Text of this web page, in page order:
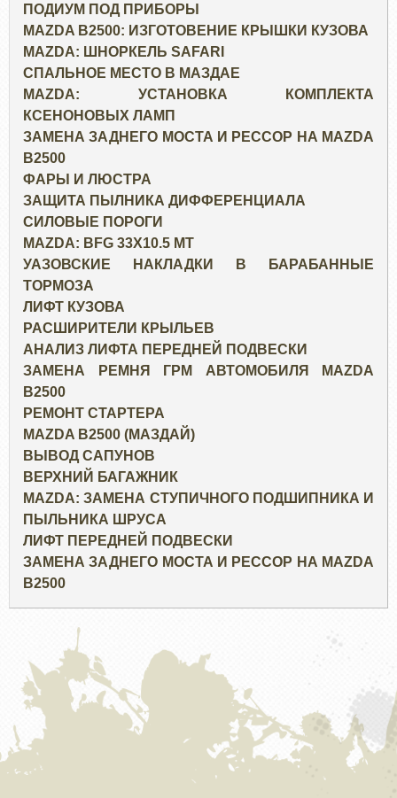
ПОДИУМ ПОД ПРИБОРЫ
MAZDA B2500: ИЗГОТОВЕНИЕ КРЫШКИ КУЗОВА
MAZDA: ШНОРКЕЛЬ SAFARI
СПАЛЬНОЕ МЕСТО В МАЗДАЕ
MAZDA: УСТАНОВКА КОМПЛЕКТА
КСЕНОНОВЫХ ЛАМП
ЗАМЕНА ЗАДНЕГО МОСТА И РЕССОР НА MAZDA
B2500
ФАРЫ И ЛЮСТРА
ЗАЩИТА ПЫЛНИКА ДИФФЕРЕНЦИАЛА
СИЛОВЫЕ ПОРОГИ
MAZDA: BFG 33X10.5 MT
УАЗОВСКИЕ НАКЛАДКИ В БАРАБАННЫЕ
ТОРМОЗА
ЛИФТ КУЗОВА
РАСШИРИТЕЛИ КРЫЛЬЕВ
АНАЛИЗ ЛИФТА ПЕРЕДНЕЙ ПОДВЕСКИ
ЗАМЕНА РЕМНЯ ГРМ АВТОМОБИЛЯ MAZDA
B2500
РЕМОНТ СТАРТЕРА
MAZDA B2500 (МАЗДАЙ)
ВЫВОД САПУНОВ
ВЕРХНИЙ БАГАЖНИК
MAZDA: ЗАМЕНА СТУПИЧНОГО ПОДШИПНИКА И
ПЫЛЬНИКА ШРУСА
ЛИФТ ПЕРЕДНЕЙ ПОДВЕСКИ
ЗАМЕНА ЗАДНЕГО МОСТА И РЕССОР НА MAZDA
B2500